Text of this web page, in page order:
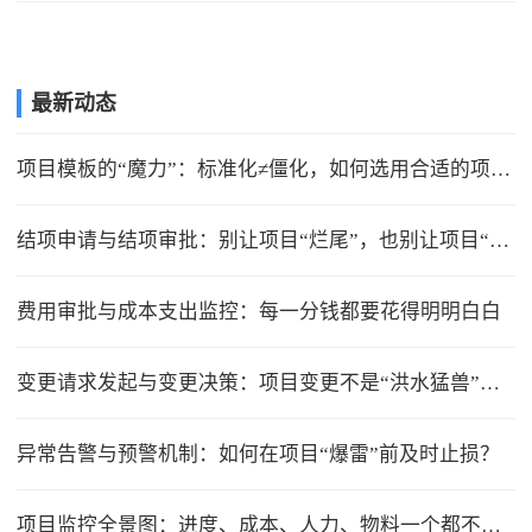
最新动态
项目模板的“魔力”：标准化≠僵化，如何选用合适的项目模版？
结项申请与结项审批：别让项目“烂尾”，也别让项目“无限延期”
费用审批与成本支出监控：每一分钱都要花得明明白白
变更请求发起与变更决策：项目变更不是“洪水猛兽”，但要管住流程
异常告警与预警机制：如何在项目“爆雷”前及时止损？
项目监控全景图：进度、成本、人力、物料一个都不能少